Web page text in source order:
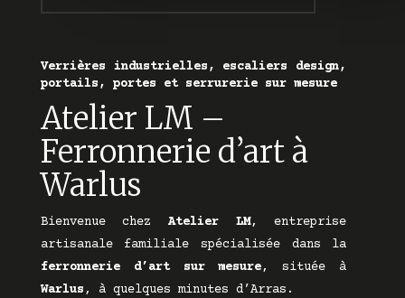
Verrières industrielles, escaliers design,
portails, portes et serrurerie sur mesure
Atelier LM –
Ferronnerie d’art à
Warlus
Bienvenue chez Atelier LM, entreprise
artisanale familiale spécialisée dans la
ferronnerie d’art sur mesure, située à
Warlus, à quelques minutes d’Arras.